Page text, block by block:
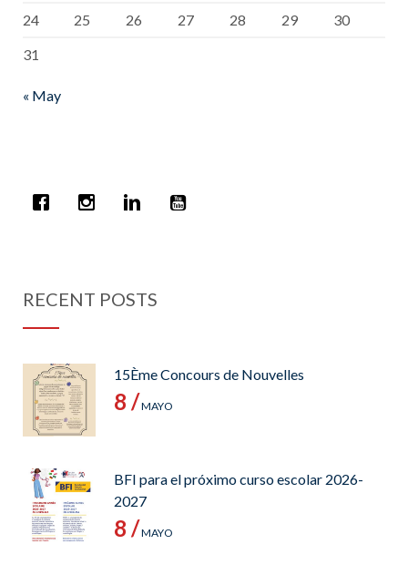
24 25 26 27 28 29
30
31
« May
RECENT POSTS
15Ème Concours de Nouvelles
8 /MAYO
BFI para el próximo curso escolar 2026-
2027
8 /MAYO